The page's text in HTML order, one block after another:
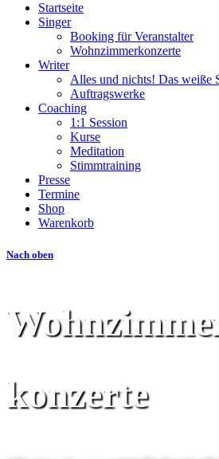
Startseite
Singer
Booking für Veranstalter
Wohnzimmerkonzerte
Writer
Alles und nichts! Das weiße
Auftragswerke
Coaching
1:1 Session
Kurse
Meditation
Stimmtraining
Presse
Termine
Shop
Warenkorb
Nach oben
konzerte